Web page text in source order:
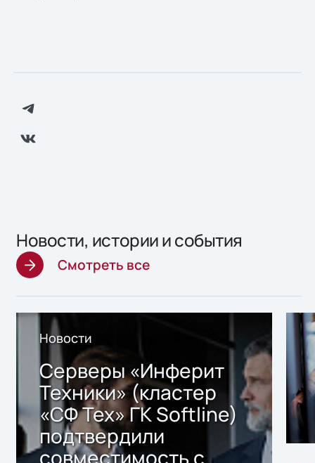
Новости, истории и события
Смотреть все
Новости
Серверы «Инферит
Техники» (кластер
«СФ Тех» ГК Softline)
подтвердили
совместимость с